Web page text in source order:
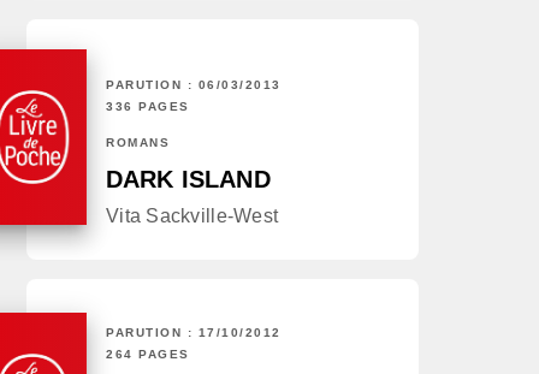
PARUTION : 06/03/2013
336 PAGES
ROMANS
DARK ISLAND
Vita Sackville-West
PARUTION : 17/10/2012
264 PAGES